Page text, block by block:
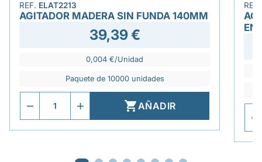
REF. ELAT2213
AGITADOR MADERA SIN FUNDA 140MM
39,39 €
0,004 €/Unidad
Paquete de 10000 unidades
AÑADIR